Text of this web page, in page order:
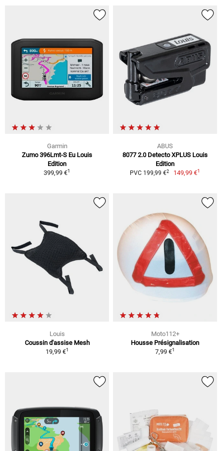
Garmin
Zumo 396Lmt-S Eu Louis
Edition
399,99 €1
ABUS
8077 2.0 Detecto XPLUS Louis
Edition
PVC 199,99 €2 149,99 €1
Louis
Coussin d'assise Mesh
19,99 €1
Moto112+
Housse Présignalisation
7,99 €1